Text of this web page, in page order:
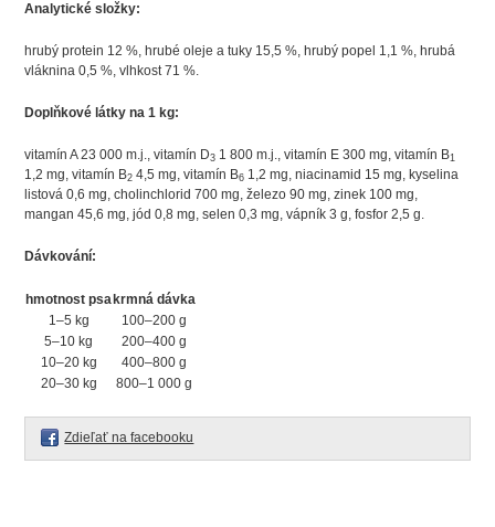
Analytické složky:
hrubý protein 12 %, hrubé oleje a tuky 15,5 %, hrubý popel 1,1 %, hrubá
vláknina 0,5 %, vlhkost 71 %.
Doplňkové látky na 1 kg:
vitamín A 23 000 m.j., vitamín D3 1 800 m.j., vitamín E 300 mg, vitamín B1
1,2 mg, vitamín B2 4,5 mg, vitamín B6 1,2 mg, niacinamid 15 mg, kyselina
listová 0,6 mg, cholinchlorid 700 mg, železo 90 mg, zinek 100 mg,
mangan 45,6 mg, jód 0,8 mg, selen 0,3 mg, vápník 3 g, fosfor 2,5 g.
Dávkování:
hmotnost psa krmná dávka
1–5 kg
100–200 g
5–10 kg
200–400 g
10–20 kg
400–800 g
20–30 kg
800–1 000 g
Zdieľať na facebooku